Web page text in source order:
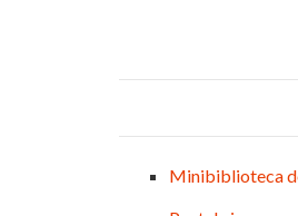
Minibiblioteca